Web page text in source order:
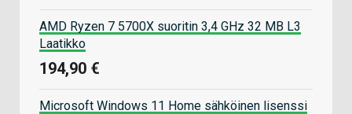
AMD Ryzen 7 5700X suoritin 3,4 GHz 32 MB L3
Laatikko
194,90 €
Microsoft Windows 11 Home sähköinen lisenssi